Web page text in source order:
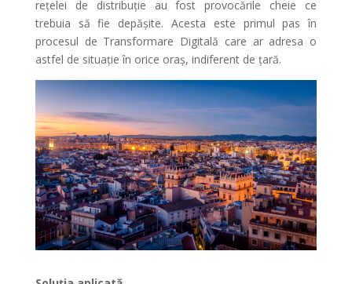
rețelei de distribuție au fost provocările cheie ce
trebuia să fie depășite. Acesta este primul pas în
procesul de Transformare Digitală care ar adresa o
astfel de situație în orice oraș, indiferent de țară.